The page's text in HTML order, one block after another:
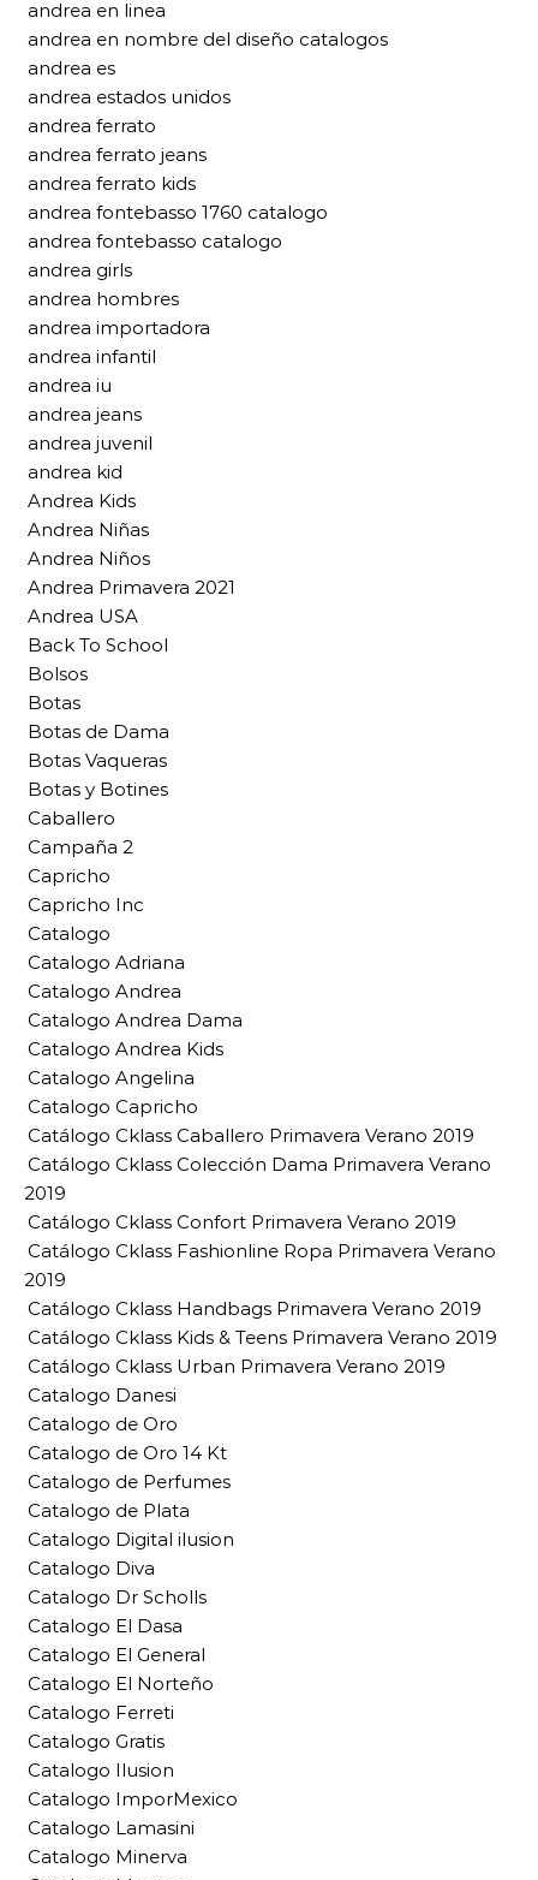
andrea en linea
andrea en nombre del diseño catalogos
andrea es
andrea estados unidos
andrea ferrato
andrea ferrato jeans
andrea ferrato kids
andrea fontebasso 1760 catalogo
andrea fontebasso catalogo
andrea girls
andrea hombres
andrea importadora
andrea infantil
andrea iu
andrea jeans
andrea juvenil
andrea kid
Andrea Kids
Andrea Niñas
Andrea Niños
Andrea Primavera 2021
Andrea USA
Back To School
Bolsos
Botas
Botas de Dama
Botas Vaqueras
Botas y Botines
Caballero
Campaña 2
Capricho
Capricho Inc
Catalogo
Catalogo Adriana
Catalogo Andrea
Catalogo Andrea Dama
Catalogo Andrea Kids
Catalogo Angelina
Catalogo Capricho
Catálogo Cklass Caballero Primavera Verano 2019
Catálogo Cklass Colección Dama Primavera Verano
2019
Catálogo Cklass Confort Primavera Verano 2019
Catálogo Cklass Fashionline Ropa Primavera Verano
2019
Catálogo Cklass Handbags Primavera Verano 2019
Catálogo Cklass Kids & Teens Primavera Verano 2019
Catálogo Cklass Urban Primavera Verano 2019
Catalogo Danesi
Catalogo de Oro
Catalogo de Oro 14 Kt
Catalogo de Perfumes
Catalogo de Plata
Catalogo Digital ilusion
Catalogo Diva
Catalogo Dr Scholls
Catalogo El Dasa
Catalogo El General
Catalogo El Norteño
Catalogo Ferreti
Catalogo Gratis
Catalogo Ilusion
Catalogo ImporMexico
Catalogo Lamasini
Catalogo Minerva